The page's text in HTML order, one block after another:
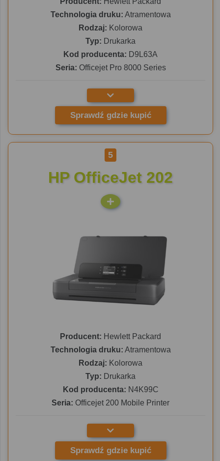
Technologia druku: Atramentowa
Rodzaj: Kolorowa
Typ: Drukarka
Kod producenta: D9L63A
Seria: Officejet Pro 8000 Series
Sprawdź gdzie kupić
5
HP OfficeJet 202
Producent: Hewlett Packard
Technologia druku: Atramentowa
Rodzaj: Kolorowa
Typ: Drukarka
Kod producenta: N4K99C
Seria: Officejet 200 Mobile Printer
Sprawdź gdzie kupić